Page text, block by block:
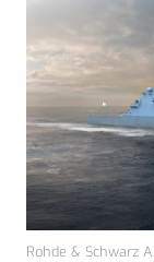
Rohde & Schwarz